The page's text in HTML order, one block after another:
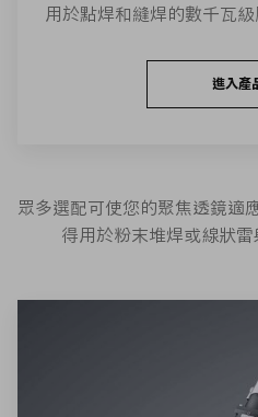
用於點焊和縫焊的數千瓦
進入產
眾多選配可使您的聚焦透鏡適
得用於粉末堆焊或線狀